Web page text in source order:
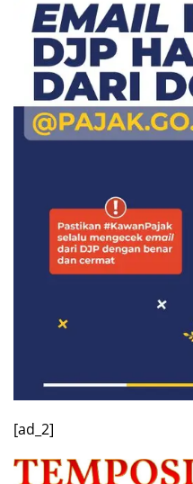
[ad_2]